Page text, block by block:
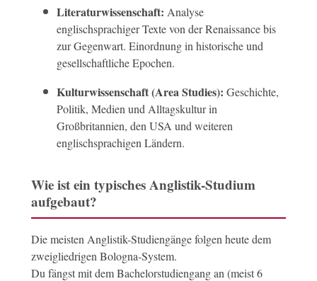
Literaturwissenschaft: Analyse
englischsprachiger Texte von der Renaissance bis
zur Gegenwart. Einordnung in historische und
gesellschaftliche Epochen.
Kulturwissenschaft (Area Studies): Geschichte,
Politik, Medien und Alltagskultur in
Großbritannien, den USA und weiteren
englischsprachigen Ländern.
Wie ist ein typisches Anglistik-Studium
aufgebaut?
Die meisten Anglistik-Studiengänge folgen heute dem
zweigliedrigen Bologna-System.
Du fängst mit dem Bachelorstudiengang an (meist 6